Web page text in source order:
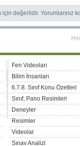
için değerlidir. Yorumlarınız
Fen Videoları
Bilim İnsanları
6.7.8. Sınıf Konu Özetleri
Sınıf, Pano Resimleri
Deneyler
Resimler
Videolar
Sınav Analizi